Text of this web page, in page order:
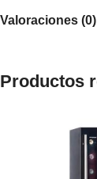
Valoraciones (0)
Productos